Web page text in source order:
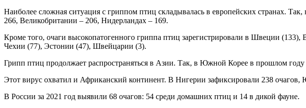
Наиболее сложная ситуация с гриппом птиц складывалась в европейских странах.
266, Великобритании – 206, Нидерландах – 169.
Кроме того, очаги высокопатогенного гриппа птиц зарегистрировали в Швеции
Чехии (77), Эстонии (47), Швейцарии (3).
Грипп птиц продолжает распространяться в Азии. Так, в Южной Корее в прошлом
Этот вирус охватил и Африканский континент. В Нигерии зафиксировали 238
В России за 2021 год выявили 68 очагов: 54 среди домашних птиц и 14 в дикой фауне.